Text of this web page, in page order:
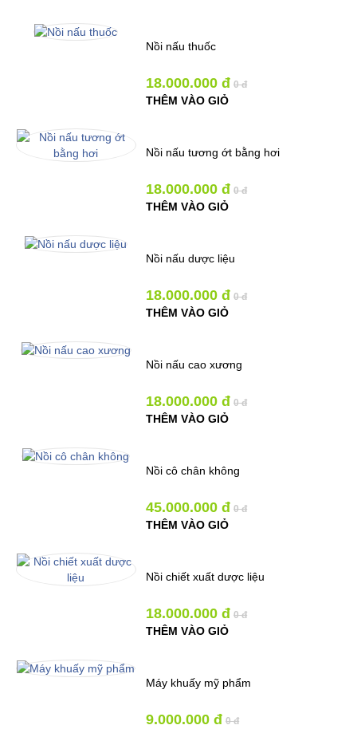
Nồi nấu thuốc
18.000.000 đ 0 đ
THÊM VÀO GIỎ
Nồi nấu tương ớt bằng hơi
18.000.000 đ 0 đ
THÊM VÀO GIỎ
Nồi nấu dược liệu
18.000.000 đ 0 đ
THÊM VÀO GIỎ
Nồi nấu cao xương
18.000.000 đ 0 đ
THÊM VÀO GIỎ
Nồi cô chân không
45.000.000 đ 0 đ
THÊM VÀO GIỎ
Nồi chiết xuất dược liệu
18.000.000 đ 0 đ
THÊM VÀO GIỎ
Máy khuấy mỹ phẩm
9.000.000 đ 0 đ